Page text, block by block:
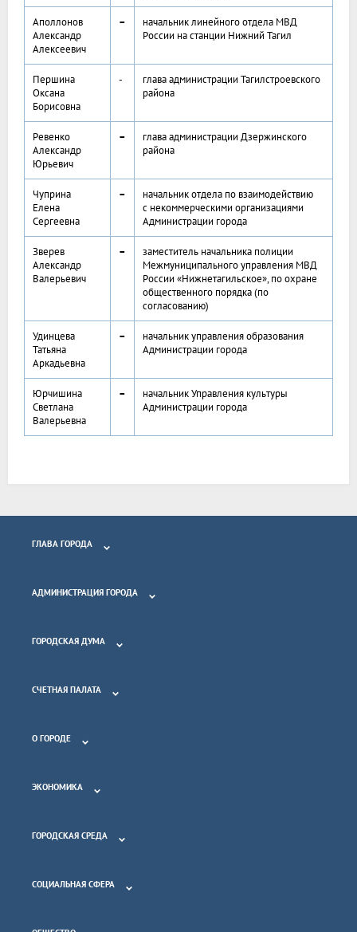
Аполлонов
Александр
Алексеевич
–
начальник линейного отдела МВД
России на станции Нижний Тагил
Першина
Оксана
Борисовна
-
глава администрации Тагилстроевского
района
Ревенко
Александр
Юрьевич
–
глава администрации Дзержинского
района
Чуприна
Елена
Сергеевна
–
начальник отдела по взаимодействию
с некоммерческими организациями
Администрации города
Зверев
Александр
Валерьевич
–
заместитель начальника полиции
Межмуниципального управления МВД
России «Нижнетагильское», по охране
общественного порядка (по
согласованию)
Удинцева
Татьяна
Аркадьевна
–
начальник управления образования
Администрации города
Юрчишина
Светлана
Валерьевна
–
начальник Управления культуры
Администрации города
ГЛАВА ГОРОДА
АДМИНИСТРАЦИЯ ГОРОДА
ГОРОДСКАЯ ДУМА
СЧЕТНАЯ ПАЛАТА
О ГОРОДЕ
ЭКОНОМИКА
ГОРОДСКАЯ СРЕДА
СОЦИАЛЬНАЯ СФЕРА